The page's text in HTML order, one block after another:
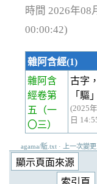
時間 2026年08
00:00:42)
雜阿含經(1)
雜阿含
經卷第
五
（一
〇三）
古字
「驅
(2025
日
agama/駈.txt · 上一次變